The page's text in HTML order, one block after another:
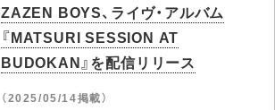
ZAZEN BOYS、ライヴ・アルバム
『MATSURI SESSION AT
BUDOKAN』を配信リリース
（2025/05/14掲載）